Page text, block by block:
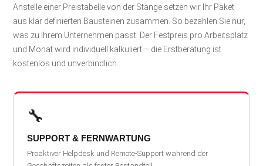
Anstelle einer Preistabelle von der Stange setzen wir Ihr Paket
aus klar definierten Bausteinen zusammen. So bezahlen Sie nur,
was zu Ihrem Unternehmen passt. Der Festpreis pro Arbeitsplatz
und Monat wird individuell kalkuliert – die Erstberatung ist
kostenlos und unverbindlich.
🔧
SUPPORT & FERNWARTUNG
Proaktiver Helpdesk und Remote-Support während der